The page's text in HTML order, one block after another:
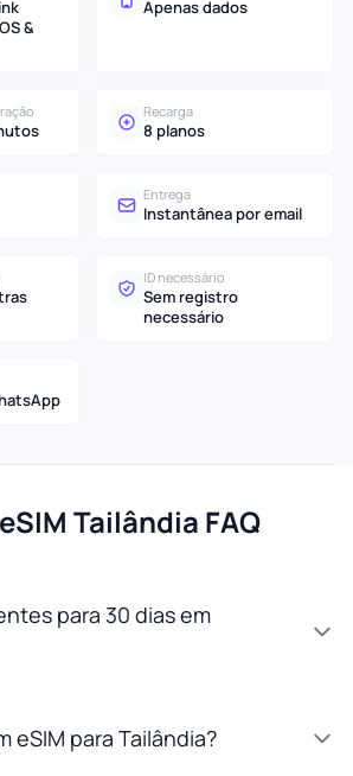
&
Apenas dados
Recarga
8 planos
Entrega
Instantânea por email
ID necessário
Sem registro
necessário
Tailândia FAQ
para 30 dias em
eSIM para Tailândia?